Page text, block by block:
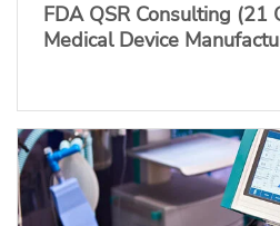
FDA QSR Consulting (21
Medical Device